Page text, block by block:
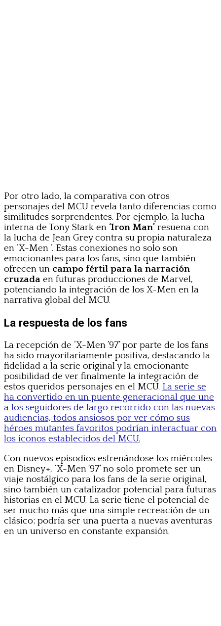
Por otro lado, la comparativa con otros
personajes del MCU revela tanto diferencias como
similitudes sorprendentes. Por ejemplo, la lucha
interna de Tony Stark en ‘Iron Man’ resuena con
la lucha de Jean Grey contra su propia naturaleza
en ‘X-Men ‘. Estas conexiones no solo son
emocionantes para los fans, sino que también
ofrecen un campo fértil para la narración
cruzada en futuras producciones de Marvel,
potenciando la integración de los X-Men en la
narrativa global del MCU.
La respuesta de los fans
La recepción de ‘X-Men ’97’ por parte de los fans
ha sido mayoritariamente positiva, destacando la
fidelidad a la serie original y la emocionante
posibilidad de ver finalmente la integración de
estos queridos personajes en el MCU. La serie se
ha convertido en un puente generacional que une
a los seguidores de largo recorrido con las nuevas
audiencias, todos ansiosos por ver cómo sus
héroes mutantes favoritos podrían interactuar con
los iconos establecidos del MCU.
Con nuevos episodios estrenándose los miércoles
en Disney+, ‘X-Men ’97’ no solo promete ser un
viaje nostálgico para los fans de la serie original,
sino también un catalizador potencial para futuras
historias en el MCU. La serie tiene el potencial de
ser mucho más que una simple recreación de un
clásico; podría ser una puerta a nuevas aventuras
en un universo en constante expansión.